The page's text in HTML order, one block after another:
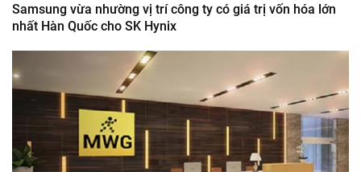
Samsung vừa nhường vị trí công ty có giá trị vốn hóa lớn
nhất Hàn Quốc cho SK Hynix